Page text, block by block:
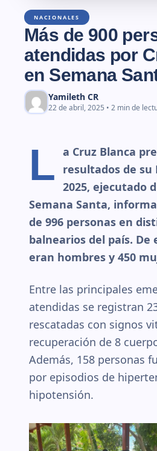
NACIONALES
Más de 900
atendidas por
en Semana
Yamileth CR
22 de abril, 2025 • 2 min de
L a Cruz Blanca
resultados de su
2025, ejecutado
Semana Santa,
de 996 personas en
balnearios del país. De
eran hombres y 450
Entre las principales
atendidas se registran
rescatadas con signos
recuperación de 8
Además, 158 personas
por episodios de
hipotensión.